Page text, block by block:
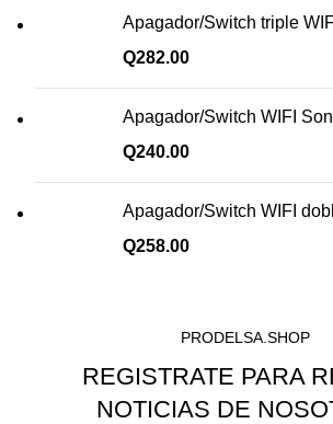
Apagador/Switch triple
Q282.00
Apagador/Switch WIFI
Q240.00
Apagador/Switch WIFI
Q258.00
PRODELSA.SHOP
REGISTRATE PARA
NOTICIAS DE